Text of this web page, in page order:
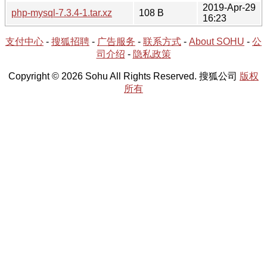
php-mysql-7.3.4-1.tar.xz
108 B
2019-Apr-29
16:23
支付中心 - 搜狐招聘 - 广告服务 - 联系方式 - About SOHU - 公
司介绍 - 隐私政策
Copyright © 2026 Sohu All Rights Reserved. 搜狐公司 版权
所有